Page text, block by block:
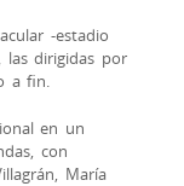
-estadio
las dirigidas por
a fin.
en un
con
María